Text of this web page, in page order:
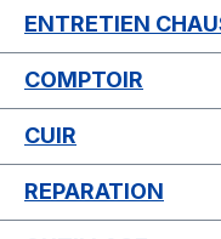
ENTRETIEN
COMPTOIR
CUIR
REPARATION